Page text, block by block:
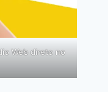
Web direto no